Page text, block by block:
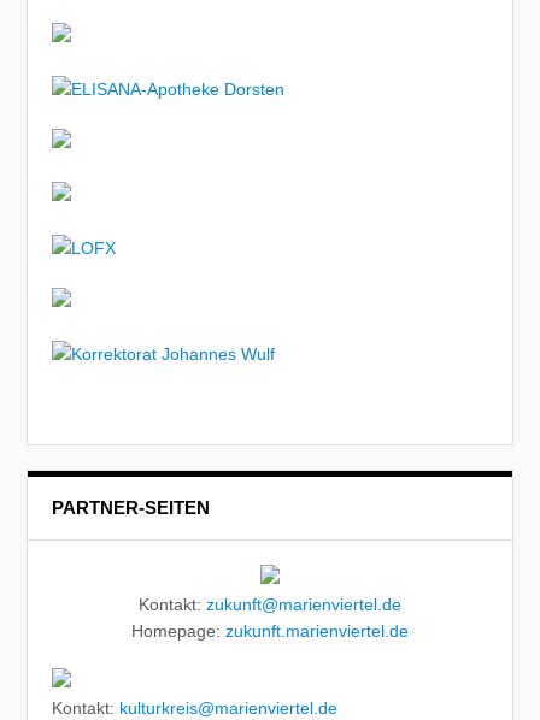
PARTNER-SEITEN
Kontakt: zukunft@marienviertel.de
Homepage: zukunft.marienviertel.de
Kontakt: kulturkreis@marienviertel.de